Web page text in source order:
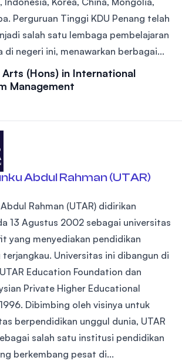
Perguruan Tinggi KDU Penang telah
salah satu lembaga pembelajaran
negeri ini, menawarkan berbagai...
(Hons) in International
Management
Abdul Rahman (UTAR)
Rahman (UTAR) didirikan
13 Agustus 2002 sebagai universitas
yang menyediakan pendidikan
Universitas ini dibangun di
Education Foundation dan
Private Higher Educational
Dibimbing oleh visinya untuk
berpendidikan unggul dunia, UTAR
salah satu institusi pendidikan
berkembang pesat di...